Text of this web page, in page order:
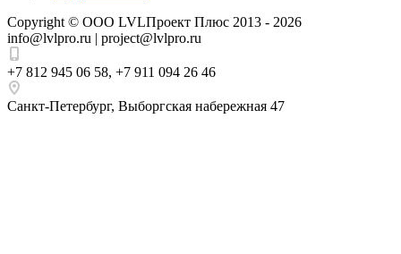
Copyright © ООО LVLПроект Плюс 2013 - 2026
info@lvlpro.ru | project@lvlpro.ru
+7 812 945 06 58, +7 911 094 26 46
Санкт-Петербург, Выборгская набережная 47